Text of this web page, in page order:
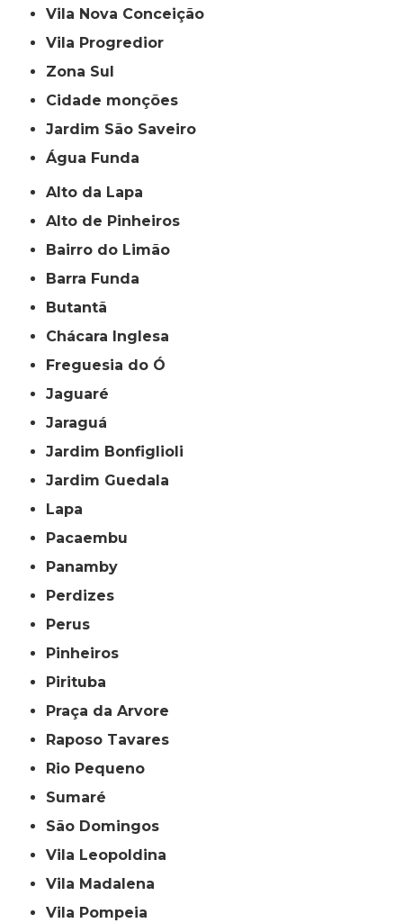
Vila Nova Conceição
Vila Progredior
Zona Sul
cidade monções
jardim São Saveiro
Água Funda
Alto da Lapa
Alto de Pinheiros
Bairro do Limão
Barra Funda
Butantã
Chácara Inglesa
Freguesia do Ó
Jaguaré
Jaraguá
Jardim Bonfiglioli
Jardim Guedala
Lapa
Pacaembu
Panamby
Perdizes
Perus
Pinheiros
Pirituba
Praça da Arvore
Raposo Tavares
Rio Pequeno
Sumaré
São Domingos
Vila Leopoldina
Vila Madalena
Vila Pompeia